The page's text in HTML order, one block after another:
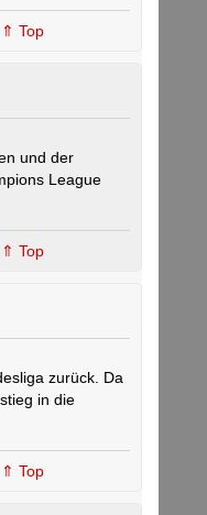
⇑ Top
und der
League
⇑ Top
zurück. Da
in die
⇑ Top